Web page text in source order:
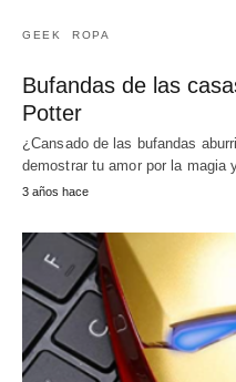
GEEK ROPA
Bufandas de las
Potter
¿Cansado de las bufandas
demostrar tu amor por la magia
3 años hace